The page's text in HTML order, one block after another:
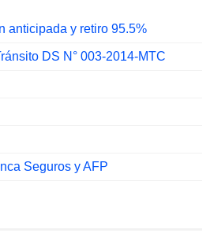
anticipada y retiro 95.5%
DS N° 003-2014-MTC
Seguros y AFP